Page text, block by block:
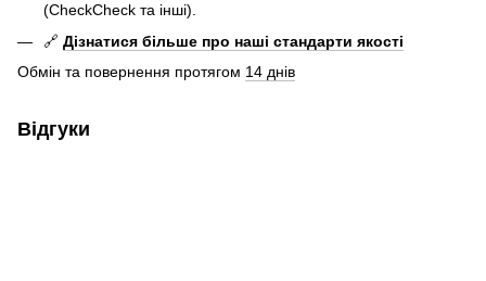
(CheckCheck та інші).
🔗 Дізнатися більше про наші стандарти якості
Обмін та повернення протягом 14 днів
Відгуки